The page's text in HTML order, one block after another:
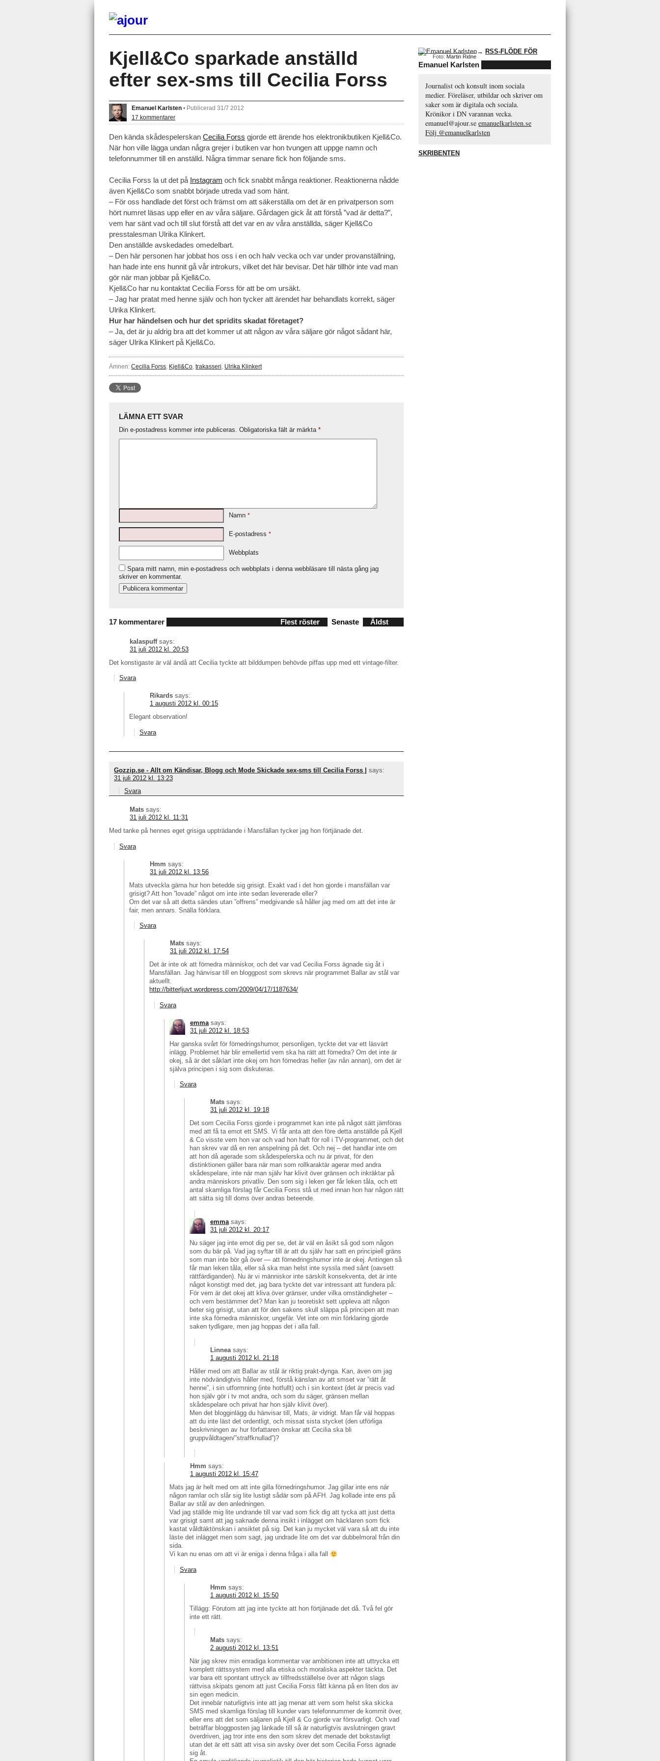
Kjell&Co sparkade anställd
efter sex-sms till Cecilia Forss
Emanuel Karlsten • Publicerad 31/7 2012
17 kommentarer
Den kända skådespelerskan Cecilia Forss gjorde ett ärende hos elektronikbutiken Kjell&Co.
När hon ville lägga undan några grejer i butiken var hon tvungen att uppge namn och
telefonnummer till en anställd. Några timmar senare fick hon följande sms.
Cecilia Forss la ut det på Instagram och fick snabbt många reaktioner. Reaktionerna nådde
även Kjell&Co som snabbt började utreda vad som hänt.
– För oss handlade det först och främst om att säkerställa om det är en privatperson som
hört numret läsas upp eller en av våra säljare. Gårdagen gick åt att förstå ”vad är detta?”,
vem har sänt vad och till slut förstå att det var en av våra anställda, säger Kjell&Co
presstalesman Ulrika Klinkert.
Den anställde avskedades omedelbart.
– Den här personen har jobbat hos oss i en och halv vecka och var under provanställning,
han hade inte ens hunnit gå vår introkurs, vilket det här bevisar. Det här tillhör inte vad man
gör när man jobbar på Kjell&Co.
Kjell&Co har nu kontaktat Cecilia Forss för att be om ursäkt.
– Jag har pratat med henne själv och hon tycker att ärendet har behandlats korrekt, säger
Ulrika Klinkert.
Hur har händelsen och hur det spridits skadat företaget?
– Ja, det är ju aldrig bra att det kommer ut att någon av våra säljare gör något sådant här,
säger Ulrika Klinkert på Kjell&Co.
Ämnen: Cecilia Forss Kjell&Co trakasseri Ulrika Klinkert
LÄMNA ETT SVAR
Din e-postadress kommer inte publiceras. Obligatoriska fält är märkta *
Namn *
E-postadress *
Webbplats
Spara mitt namn, min e-postadress och webbplats i denna webbläsare till nästa gång jag
skriver en kommentar.
17 kommentarer Flest röster Senaste Äldst
kalaspuff says:
31 juli 2012 kl. 20:53
Det konstigaste är väl ändå att Cecilia tyckte att bilddumpen behövde piffas upp med ett vintage-filter.
Svara
Rikards says:
1 augusti 2012 kl. 00:15
Elegant observation!
Svara
Gozzip.se - Allt om Kändisar, Blogg och Mode Skickade sex-sms till Cecilia Forss |
says:
31 juli 2012 kl. 13:23
Svara
Mats says:
31 juli 2012 kl. 11:31
Med tanke på hennes eget grisiga uppträdande i Mansfällan tycker jag hon förtjänade det.
Svara
Hmm says:
31 juli 2012 kl. 13:56
Mats utveckla gärna hur hon betedde sig grisigt. Exakt vad i det hon gjorde i mansfällan var
grisigt? Att hon ”lovade” något om inte inte sedan levererade eller?
Om det var så att detta sändes utan ”offrens” medgivande så håller jag med om att det inte är
fair, men annars. Snälla förklara.
Svara
Mats says:
31 juli 2012 kl. 17:54
Det är inte ok att förnedra människor, och det var vad Cecilia Forss ägnade sig åt i
Mansfällan. Jag hänvisar till en bloggpost som skrevs när programmet Ballar av stål var
aktuellt.
http://bitterljuvt.wordpress.com/2009/04/17/1187634/
Svara
emma says:
31 juli 2012 kl. 18:53
Har ganska svårt för förnedringshumor, personligen, tyckte det var ett läsvärt
inlägg. Problemet här blir emellertid vem ska ha rätt att förnedra? Om det inte är
okej, så är det såklart inte okej om hon förnedras heller (av nån annan), om det är
själva principen i sig som diskuteras.
Svara
Mats says:
31 juli 2012 kl. 19:18
Det som Cecilia Forss gjorde i programmet kan inte på något sätt jämföras
med att få ta emot ett SMS. Vi får anta att den före detta anställde på Kjell
& Co visste vem hon var och vad hon haft för roll i TV-programmet, och det
han skrev var då en ren anspelning på det. Och nej – det handlar inte om
att hon då agerade som skådespelerska och nu är privat, för den
distinktionen gäller bara när man som rollkaraktär agerar med andra
skådespelare, inte när man själv har klivit över gränsen och inkräktar på
andra människors privatliv. Den som sig i leken ger får leken tåla, och ett
antal skamliga förslag får Cecilia Forss stå ut med innan hon har någon rätt
att sätta sig till doms över andras beteende.
emma says:
31 juli 2012 kl. 20:17
Nu säger jag inte emot dig per se, det är väl en åsikt så god som någon
som du bär på. Vad jag syftar till är att du själv har satt en principiell gräns
som man inte bör gå över — att förnedringshumor inte är okej. Antingen så
får man leken tåla, eller så ska man helst inte syssla med sånt (oavsett
rättfärdiganden). Nu är vi människor inte särskilt konsekventa, det är inte
något konstigt med det, jag bara tyckte det var intressant att fundera på:
För vem är det okej att kliva över gränser, under vilka omständigheter –
och vem bestämmer det? Man kan ju teoretiskt sett uppleva att någon
beter sig grisigt, utan att för den sakens skull släppa på principen att man
inte ska förnedra människor, ungefär. Vet inte om min förklaring gjorde
saken tydligare, men jag hoppas det i alla fall.
Linnea says:
1 augusti 2012 kl. 21:18
Håller med om att Ballar av stål är riktig prakt-dynga. Kan, även om jag
inte nödvändigtvis håller med, förstå känslan av att smset var ”rätt åt
henne”, i sin utformning (inte hotfullt) och i sin kontext (det är precis vad
hon själv gör i tv mot andra, och som du säger, gränsen mellan
skådespelare och privat har hon själv klivit över).
Men det blogginlägg du hänvisar till, Mats, är vidrigt. Man får väl hoppas
att du inte läst det ordentligt, och missat sista stycket (den utförliga
beskrivningen av hur författaren önskar att Cecilia ska bli
gruppvåldtagen/”straffknullad”)?
Hmm says:
1 augusti 2012 kl. 15:47
Mats jag är helt med om att inte gilla förnedringshumor. Jag gillar inte ens när
någon ramlar och slår sig lite lustigt sådär som på AFH. Jag kollade inte ens på
Ballar av stål av den anledningen.
Vad jag ställde mig lite undrande till var vad som fick dig att tycka att just detta
var grisigt samt att jag saknade denna insikt i inlägget om häcklaren som fick
kastat våldtäktönskan i ansiktet på sig. Det kan ju mycket väl vara så att du inte
läste det inlägget men som sagt, jag undrade lite om det var dubbelmoral från din
sida.
Vi kan nu enas om att vi är eniga i denna fråga i alla fall
Svara
Hmm says:
1 augusti 2012 kl. 15:50
Tillägg: Förutom att jag inte tyckte att hon förtjänade det då. Två fel gör
inte ett rätt.
Mats says:
2 augusti 2012 kl. 13:51
När jag skrev min enradiga kommentar var ambitionen inte att uttrycka ett
komplett rättssystem med alla etiska och moraliska aspekter täckta. Det
var bara ett spontant uttryck av tillfredsställelse över att någon slags
rättvisa skipats genom att just Cecilia Forss fått känna på en liten dos av
sin egen medicin.
Det innebär naturligtvis inte att jag menar att vem som helst ska skicka
SMS med skamliga förslag till kunder vars telefonnummer de kommit över,
eller ens att det som säljaren på Kjell & Co gjorde var försvarligt. Och vad
beträffar bloggposten jag länkade till så är naturligtvis avslutningen gravt
överdriven, jag tror inte ens den som skrev det menade det bokstavligt
utan det är ett sätt att visa sin avsky över det som Cecilia Forss ägnade
sig åt.
Foto: Martin Ridne
Emanuel Karlsten
Journalist och konsult inom sociala
medier. Föreläser, utbildar och skriver om
saker som är digitala och sociala.
Krönikor i DN varannan vecka.
emanuel@ajour.seemanuelkarlsten.se
Följ @emanuelkarlsten
→ RSS-FLÖDE FÖR
SKRIBENTEN